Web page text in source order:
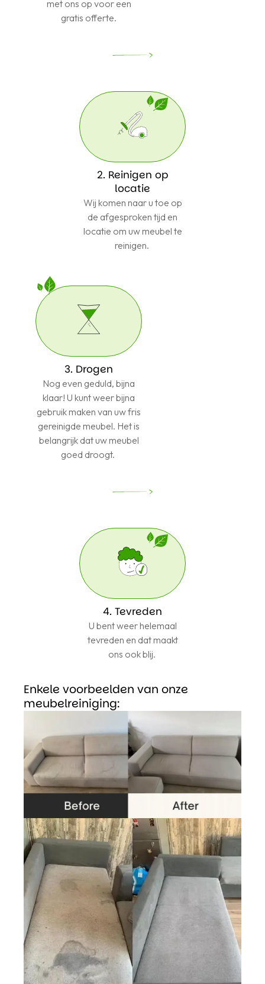
met ons op voor een
gratis offerte.
2. Reinigen op
locatie
Wij komen naar u toe op
de afgesproken tijd en
locatie om uw meubel te
reinigen.
3. Drogen
Nog even geduld, bijna
klaar! U kunt weer bijna
gebruik maken van uw fris
gereinigde meubel. Het is
belangrijk dat uw meubel
goed droogt.
4. Tevreden
U bent weer helemaal
tevreden en dat maakt
ons ook blij.
Enkele voorbeelden van onze
meubelreiniging: